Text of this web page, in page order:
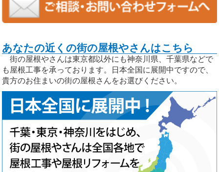
あなたの近くの街の屋根やさんはこちら
街の屋根やさんは東京都以外にも神奈川県、千葉県などで
も屋根工事を承っております。日本全国に展開中ですので、
貴方のお住まいの街の屋根さんをお選びください。